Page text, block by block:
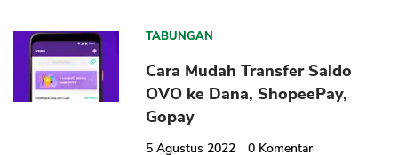
TABUNGAN
Cara Mudah Transfer Saldo
OVO ke Dana, ShopeePay,
Gopay
5 Agustus 2022 0 Komentar